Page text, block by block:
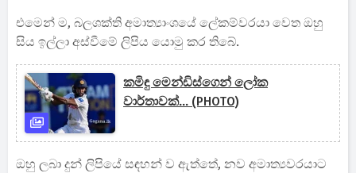
එමෙන් ම, බලශක්ති අමාත්‍යාංශයේ ලේකම්වරයා වෙත ඔහු
සිය ඉල්ලා අස්වීමේ ලිපිය යොමු කර තිබේ.
කමිඳු මෙන්ඩිස්ගෙන් ලෝක
වාර්තාවක්... (PHOTO)
ඔහු ලබා දුන් ලිපියේ සඳහන් ව ඇත්තේ, නව අමාත්‍යවරයාට